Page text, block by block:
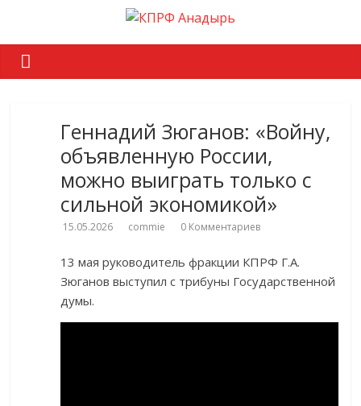
Геннадий Зюганов: «Войну,
объявленную России,
можно выиграть только с
сильной экономикой»
15.05.2026 commie 0 Комментариев
13 мая руководитель фракции КПРФ Г.А.
Зюганов выступил с трибуны Государственной
думы.